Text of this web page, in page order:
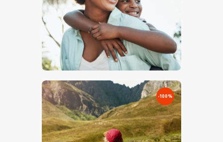
€ 00 0.00
-100%